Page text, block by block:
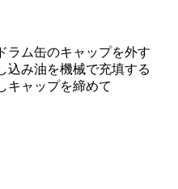
ラム缶のキャップを外す
込み油を機械で充填する
キャップを締めて